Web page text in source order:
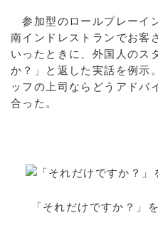
参加型のロールプレーイ
南インドレストランでお客
いったときに、外国人のス
か？」と返した実話を例示
ッフの上司ならどうアドバ
合った。
「それだけですか？」